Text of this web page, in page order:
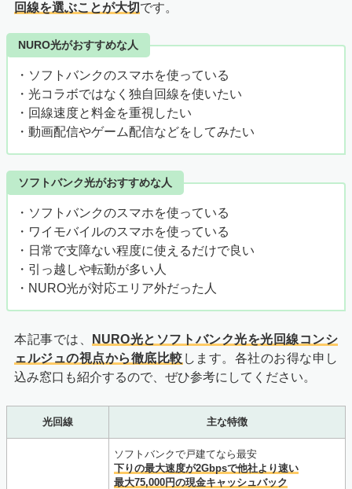
回線を選ぶことが大切 です。
NURO光がおすすめな人
・ソフトバンクのスマホを使っている
・光コラボではなく独自回線を使いたい
・回線速度と料金を重視したい
・動画配信やゲーム配信などをしてみたい
ソフトバンク光がおすすめな人
・ソフトバンクのスマホを使っている
・ワイモバイルのスマホを使っている
・日常で支障ない程度に使えるだけで良い
・引っ越しや転勤が多い人
・NURO光が対応エリア外だった人
本記事では、
NURO光とソフトバンク光を光回線コンシ
ェルジュの視点から徹底比較 します。各社のお得な申し
込み窓口も紹介するので、ぜひ参考にしてください。
光回線 主な特徴
ソフトバンクで戸建てなら最安
下りの最大速度が2Gbpsで他社より速い
最大75,000円の現金キャッシュバック